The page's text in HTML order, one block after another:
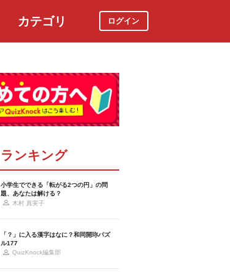
カテゴリ ログイン
ランキング
小学生でできる「転がる2つの円」の問
題、あなたは解ける？
木村 真実子
「？」に入る漢字はなに？和同開珎パズ
ル177
QuizKnock編集部